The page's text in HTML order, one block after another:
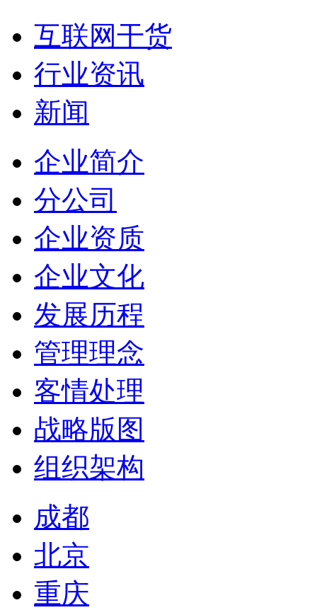
互联网干货
行业资讯
新闻
企业简介
分公司
企业资质
企业文化
发展历程
管理理念
客情处理
战略版图
组织架构
成都
北京
重庆